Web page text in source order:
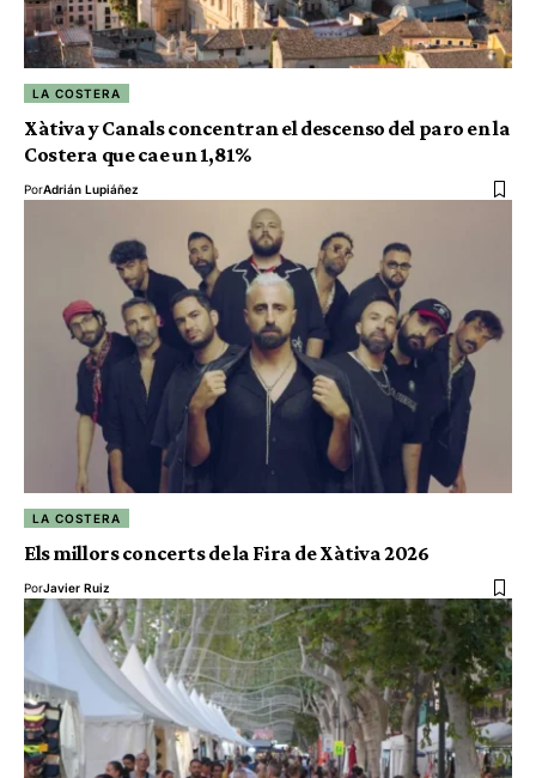
LA COSTERA
Xàtiva y Canals concentran el descenso del paro en la
Costera que cae un 1,81%
PorAdrián Lupiáñez
LA COSTERA
Els millors concerts de la Fira de Xàtiva 2026
PorJavier Ruiz